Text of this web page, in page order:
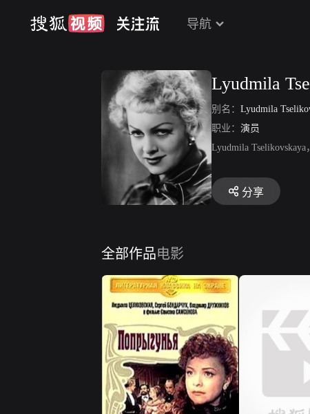
导航
Lyudmila
别名： Lyudmila
职业： 演员
Lyudmila
分享
全部作品电影